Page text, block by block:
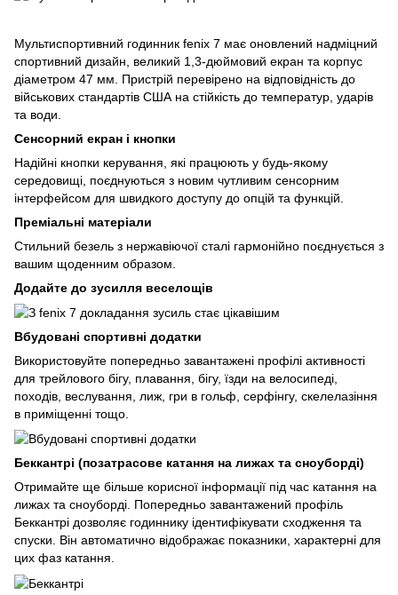
Мультиспортивний годинник fenix 7 має оновлений надміцний
спортивний дизайн, великий 1,3-дюймовий екран та корпус
діаметром 47 мм. Пристрій перевірено на відповідність до
військових стандартів США на стійкість до температур, ударів
та води.
Сенсорний екран і кнопки
Надійні кнопки керування, які працюють у будь-якому
середовищі, поєднуються з новим чутливим сенсорним
інтерфейсом для швидкого доступу до опцій та функцій.
Преміальні матеріали
Стильний безель з нержавіючої сталі гармонійно поєднується з
вашим щоденним образом.
Додайте до зусилля веселощів
Вбудовані спортивні додатки
Використовуйте попередньо завантажені профілі активності
для трейлового бігу, плавання, бігу, їзди на велосипеді,
походів, веслування, лиж, гри в гольф, серфінгу, скелелазіння
в приміщенні тощо.
Беккантрі (позатрасове катання на лижах та сноуборді)
Отримайте ще більше корисної інформації під час катання на
лижах та сноуборді. Попередньо завантажений профіль
Беккантрі дозволяє годиннику ідентифікувати сходження та
спуски. Він автоматично відображає показники, характерні для
цих фаз катання.